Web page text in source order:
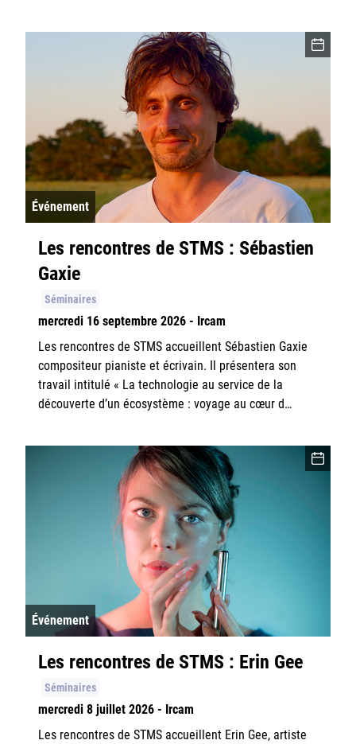
Événement
Les rencontres de STMS : Sébastien
Gaxie
Séminaires
mercredi 16 septembre 2026 - Ircam
Les rencontres de STMS accueillent Sébastien Gaxie
compositeur pianiste et écrivain. Il présentera son
travail intitulé « La technologie au service de la
découverte d’un écosystème : voyage au cœur d…
Événement
Les rencontres de STMS : Erin Gee
Séminaires
mercredi 8 juillet 2026 - Ircam
Les rencontres de STMS accueillent Erin Gee, artiste